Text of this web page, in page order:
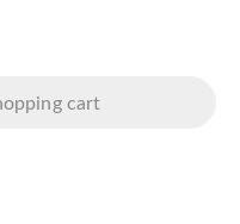
amount or
cart